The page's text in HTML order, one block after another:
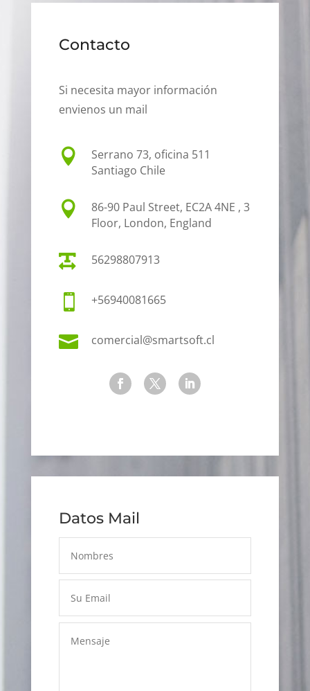
Contacto
Si necesita mayor información
envienos un mail

Serrano 73, oficina 511
Santiago Chile

86-90 Paul Street, EC2A 4NE , 3
Floor, London, England
 56298807913
 +56940081665
 comercial@smartsoft.cl
Datos Mail